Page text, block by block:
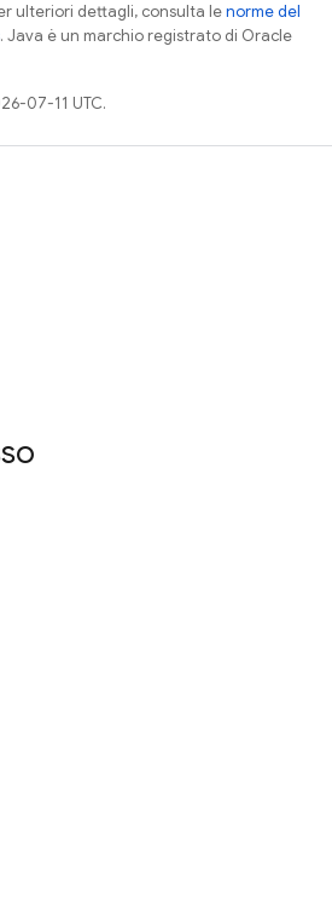
ulteriori dettagli, consulta lenorme del
. Java è un marchio registrato di Oracle
07-11 UTC.